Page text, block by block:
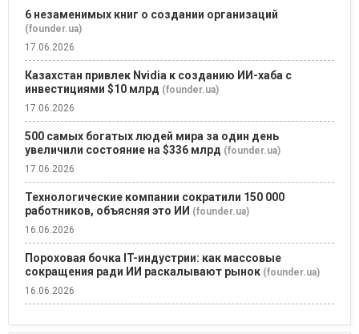
6 незаменимых книг о создании организаций
(founder.ua)
17.06.2026
Казахстан привлек Nvidia к созданию ИИ-хаба с
инвестициями $10 млрд (founder.ua)
17.06.2026
500 самых богатых людей мира за один день
увеличили состояние на $336 млрд (founder.ua)
17.06.2026
Технологические компании сократили 150 000
работников, объясняя это ИИ (founder.ua)
16.06.2026
Пороховая бочка IT-индустрии: как массовые
сокращения ради ИИ раскалывают рынок (founder.ua)
16.06.2026